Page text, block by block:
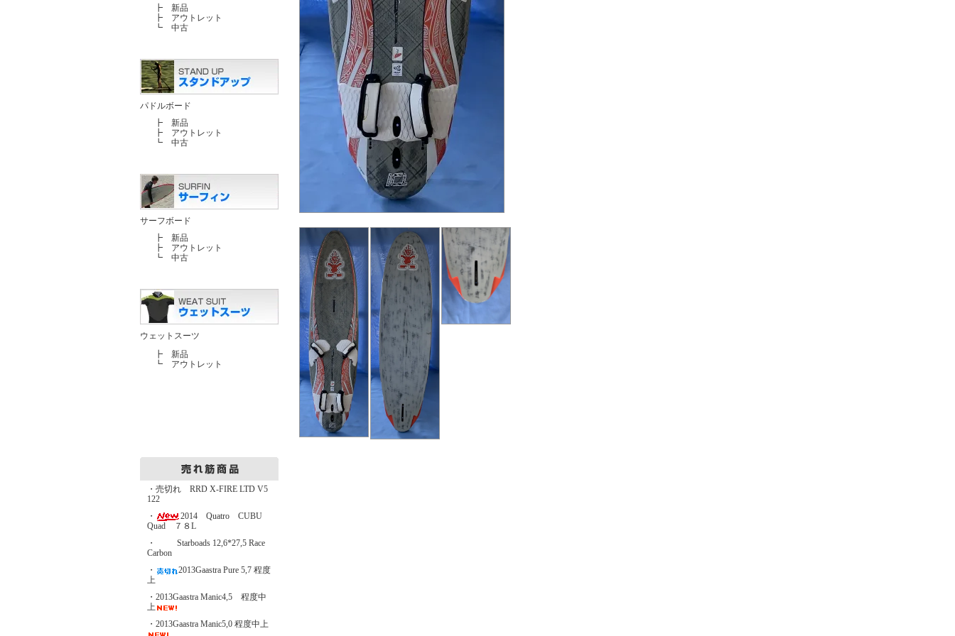
┣ 新品
┣ アウトレット
┗ 中古
パドルボード
┣ 新品
┣ アウトレット
┗ 中古
サーフボード
┣ 新品
┣ アウトレット
┗ 中古
ウェットスーツ
┣ 新品
┗ アウトレット
・売切れ RRD X-FIRE LTD V5
122
・
2014 Quatro CUBU
Quad ７８L
・
Starboads 12,6*27,5 Race
Carbon
・
2013Gaastra Pure 5,7 程度
上
・2013Gaastra Manic4,5 程度中
上
・2013Gaastra Manic5,0 程度中上